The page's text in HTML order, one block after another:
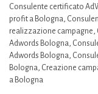
Google
Bologna
Consulente certificato
profit a Bologna,
realizzazione campagne,
Adwords Bologna,
Adwords Bologna,
Bologna, Creazione
a Bologna